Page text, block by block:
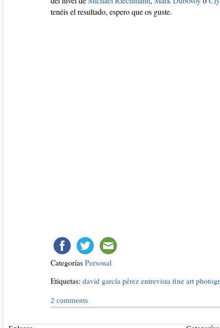
tenéis el resultado, espero que os guste.
Categorías Personal
Etiquetas: david garcía pérez entrevista fine art
2 comments